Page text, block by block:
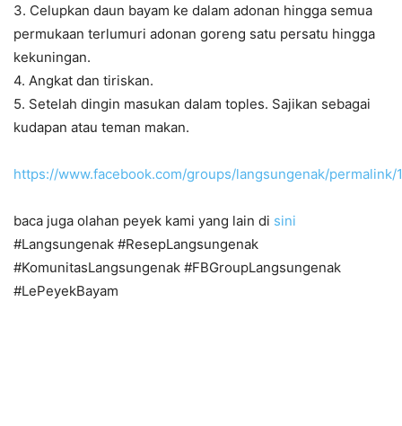
3. Celupkan daun bayam ke dalam adonan hingga semua
permukaan terlumuri adonan goreng satu persatu hingga
kekuningan.
4. Angkat dan tiriskan.
5. Setelah dingin masukan dalam toples. Sajikan sebagai
kudapan atau teman makan.
https://www.facebook.com/groups/langsungenak/permalink/
baca juga olahan peyek kami yang lain di sini
#Langsungenak #ResepLangsungenak
#KomunitasLangsungenak #FBGroupLangsungenak
#LePeyekBayam